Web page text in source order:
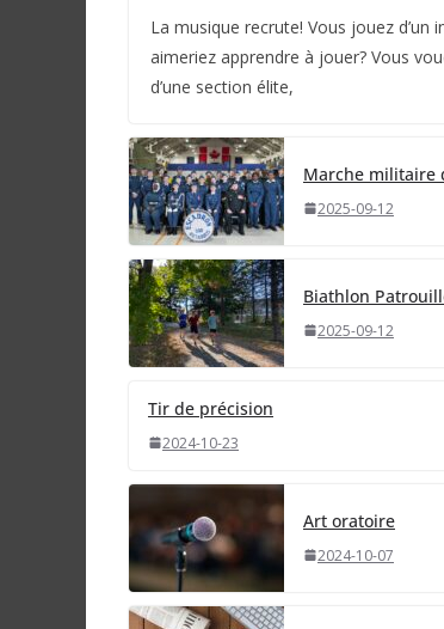
La musique recrute! Vous jouez d’un
aimeriez apprendre à jouer? Vous
d’une section élite,
Marche militaire
2025-09-12
Biathlon
2025-09-12
Tir de précision
2024-10-23
Art oratoire
2024-10-07